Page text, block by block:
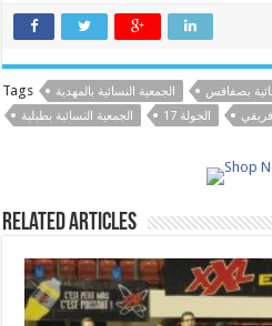
Tags الجمعية النسائية بالمهدية بصفاقس
الجمعية النسائية بطبلبة
الجولة 17
Related Articles